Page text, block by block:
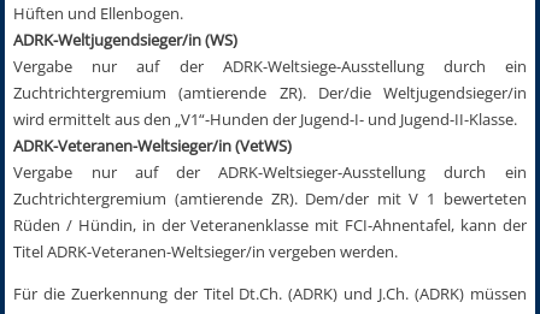
Hüften und Ellenbogen.
ADRK-Weltjugendsieger/in (WS)
Vergabe nur auf der ADRK-Weltsiege-Ausstellung durch ein
Zuchtrichtergremium (amtierende ZR). Der/die Weltjugendsieger/in
wird ermittelt aus den „V1“-Hunden der Jugend-I- und Jugend-II-Klasse.
ADRK-Veteranen-Weltsieger/in (VetWS)
Vergabe nur auf der ADRK-Weltsieger-Ausstellung durch ein
Zuchtrichtergremium (amtierende ZR). Dem/der mit V 1 bewerteten
Rüden / Hündin, in der Veteranenklasse mit FCI-Ahnentafel, kann der
Titel ADRK-Veteranen-Weltsieger/in vergeben werden.
Für die Zuerkennung der Titel Dt.Ch. (ADRK) und J.Ch. (ADRK) müssen